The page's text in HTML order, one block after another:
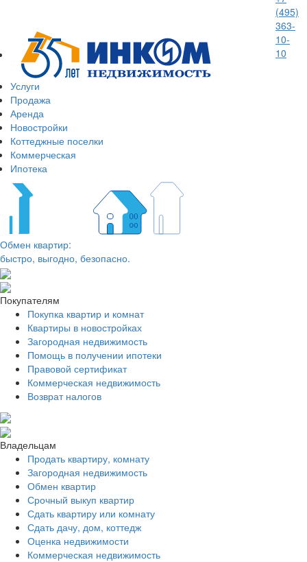
(495)
363-
10-
10
Услуги
Продажа
Аренда
Новостройки
Коттеджные поселки
Коммерческая
Ипотека
Обмен квартир:
быстро, выгодно, безопасно.
Покупателям
Покупка квартир и комнат
Квартиры в новостройках
Загородная недвижимость
Помощь в получении ипотеки
Правовой сертификат
Коммерческая недвижимость
Возврат налогов
Владельцам
Продать квартиру, комнату
Загородная недвижимость
Обмен квартир
Срочный выкуп квартир
Сдать квартиру или комнату
Сдать дачу, дом, коттедж
Оценка недвижимости
Коммерческая недвижимость